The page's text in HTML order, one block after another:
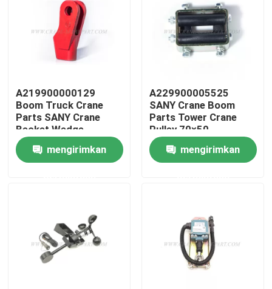
Tentang kita
Wisata pabrik
Kontrol kualitas
Hubungi kami
Suku cadang derek
A219900000129
Boom Truck Crane
Parts SANY Crane
Becket Wedge
mengirimkan
A229900005525
SANY Crane Boom
Parts Tower Crane
Pulley 70×50
mengirimkan